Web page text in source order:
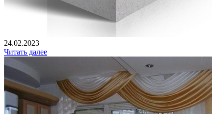
24.02.2023
Читать далее